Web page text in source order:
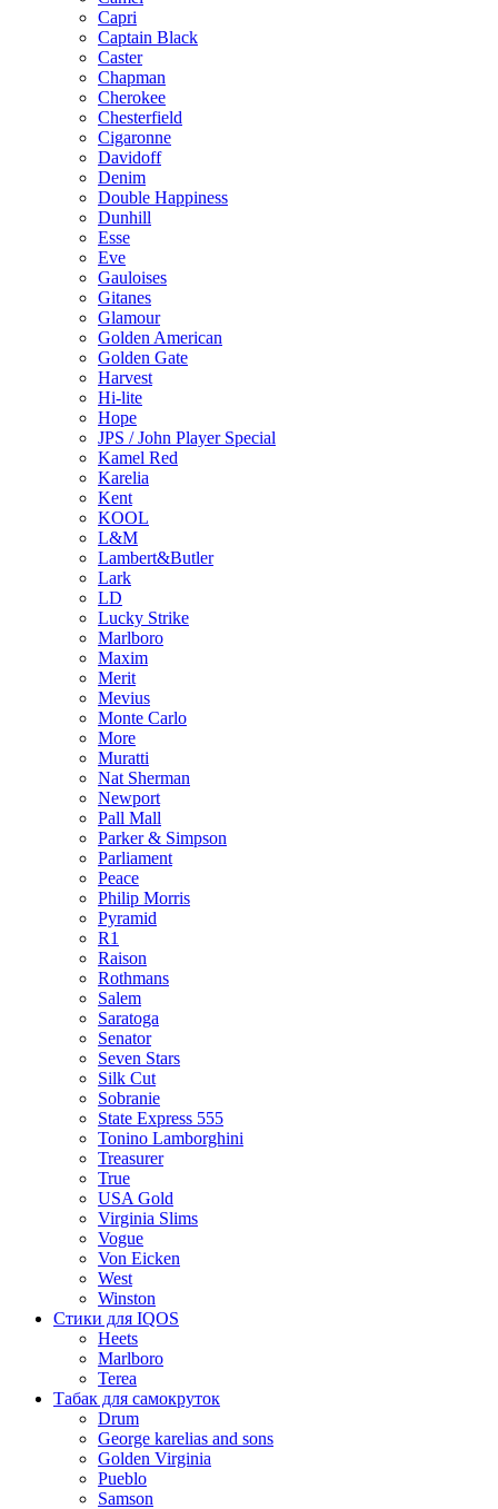
Capri
Captain Black
Caster
Chapman
Cherokee
Chesterfield
Cigaronne
Davidoff
Denim
Double Happiness
Dunhill
Esse
Eve
Gauloises
Gitanes
Glamour
Golden American
Golden Gate
Harvest
Hi-lite
Hope
JPS / John Player Special
Kamel Red
Karelia
Kent
KOOL
L&M
Lambert&Butler
Lark
LD
Lucky Strike
Marlboro
Maxim
Merit
Mevius
Monte Carlo
More
Muratti
Nat Sherman
Newport
Pall Mall
Parker & Simpson
Parliament
Peace
Philip Morris
Pyramid
R1
Raison
Rothmans
Salem
Saratoga
Senator
Seven Stars
Silk Cut
Sobranie
State Express 555
Tonino Lamborghini
Treasurer
True
USA Gold
Virginia Slims
Vogue
Von Eicken
West
Winston
Стики для IQOS
Heets
Marlboro
Terea
Табак для самокруток
Drum
George karelias and sons
Golden Virginia
Pueblo
Samson